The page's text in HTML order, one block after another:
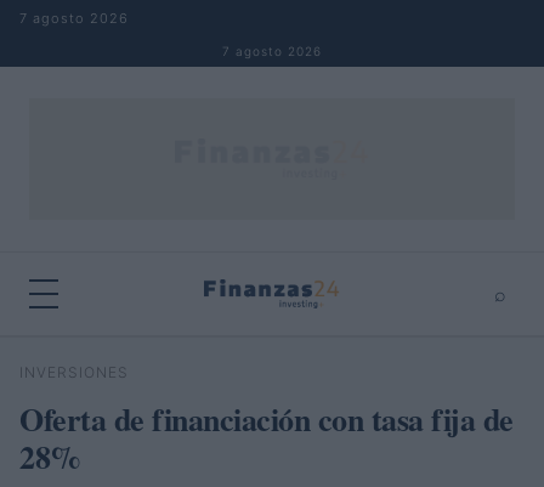
Saltar al contenido
7 agosto 2026
7 agosto 2026
⌕
Buscar
INVERSIONES
Oferta de financiación con tasa fija de
28%